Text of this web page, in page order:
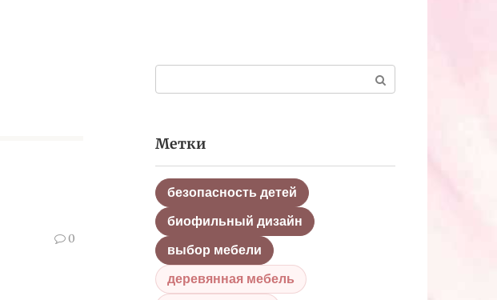
0
Метки
безопасность детей
биофильный дизайн
выбор мебели
деревянная мебель